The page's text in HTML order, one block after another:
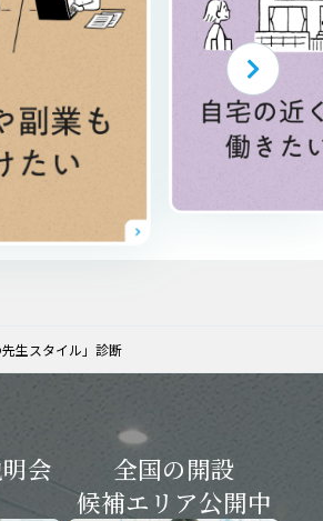
生スタイル」診断
会
全国の開設
候補エリア公開中